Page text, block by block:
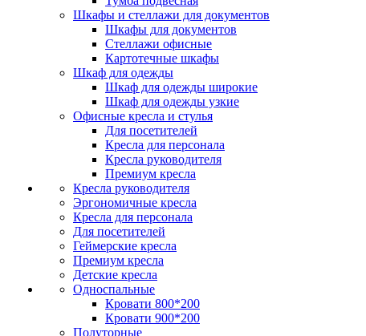
Шкафы и стеллажи для документов
Шкафы для документов
Стеллажи офисные
Картотечные шкафы
Шкаф для одежды
Шкаф для одежды широкие
Шкаф для одежды узкие
Офисные кресла и стулья
Для посетителей
Кресла для персонала
Кресла руководителя
Премиум кресла
Кресла руководителя
Эргономичные кресла
Кресла для персонала
Для посетителей
Геймерские кресла
Премиум кресла
Детские кресла
Односпальные
Кровати 800*200
Кровати 900*200
Полуторные